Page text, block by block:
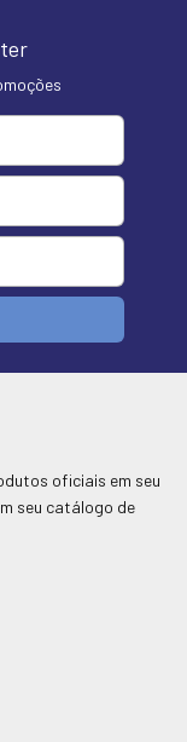
oficiais em seu
seu catálogo de